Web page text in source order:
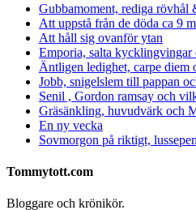
Gubbamoment, rediga rövhål
Att uppstå från de döda ca 9
Att håll sig ovanför ytan
Emporia, salta kycklingvingar
Äntligen ledighet, carpe diem
Jobb, snigelslem till pappan
Senil , Gordon ramsay och
Gräsänkling, huvudvärk och
En ny vecka
Sovmorgon på riktigt,
Tommytott.com
Bloggare och krönikör.